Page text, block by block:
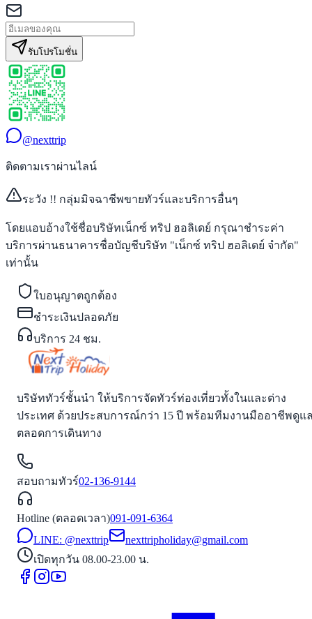
รับโปรโมชั่น
@nexttrip
ติดตามเราผ่านไลน์
ระวัง !! กลุ่มมิจฉาชีพขายทัวร์และบริการอื่นๆ
โดยแอบอ้างใช้ชื่อบริษัทเน็กซ์ ทริป ฮอลิเดย์ กรุณาชำระค่า
บริการผ่านธนาคารชื่อบัญชีบริษัท "เน็กซ์ ทริป ฮอลิเดย์ จำกัด"
เท่านั้น
ใบอนุญาตถูกต้อง
ชำระเงินปลอดภัย
บริการ 24 ชม.
บริษัททัวร์ชั้นนำ ให้บริการจัดทัวร์ท่องเที่ยวทั้งในและต่าง
ประเทศ ด้วยประสบการณ์กว่า 15 ปี พร้อมทีมงานมืออาชีพดูแ
ตลอดการเดินทาง
สอบถามทัวร์02-136-9144
Hotline (ตลอดเวลา)091-091-6364
LINE: @nexttrip
nexttripholiday@gmail.com
เปิดทุกวัน 08.00-23.00 น.